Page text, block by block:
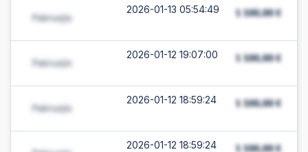
2026-01-13 05:54:49
2026-01-12 19:07:00
2026-01-12 18:59:24
2026-01-12 18:59:24